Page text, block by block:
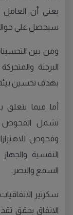
سيحصل على حوالي 3,300 كرونة إضافية
ومن بين
بهدف تحسين بيئة
أما فيما
تشمل الفحوص
وفحوص
النفسية
السمع والبصر.
سكرتير
الاتفاق يحقق